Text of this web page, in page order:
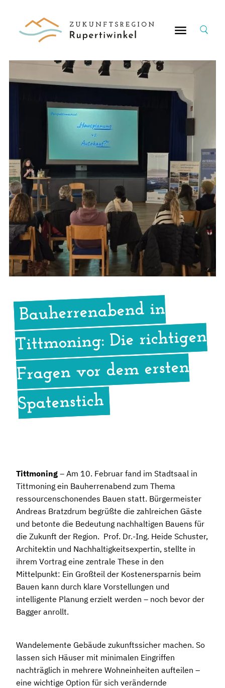
Suche
Bauherrenabend in
Tittmoning: Die richtigen
Fragen vor dem ersten
Spatenstich
Tittmoning – Am 10. Februar fand im Stadtsaal in
Tittmoning ein Bauherrenabend zum Thema
ressourcenschonendes Bauen statt. Bürgermeister
Andreas Bratzdrum begrüßte die zahlreichen Gäste
und betonte die Bedeutung nachhaltigen Bauens für
die Zukunft der Region. Prof. Dr.-Ing. Heide Schuster,
Architektin und Nachhaltigkeitsexpertin, stellte in
ihrem Vortrag eine zentrale These in den
Mittelpunkt: Ein Großteil der Kostenersparnis beim
Bauen kann durch klare Vorstellungen und
intelligente Planung erzielt werden – noch bevor der
Bagger anrollt.
Wandelemente Gebäude zukunftssicher machen. So
lassen sich Häuser mit minimalen Eingriffen
nachträglich in mehrere Wohneinheiten aufteilen –
eine wichtige Option für sich verändernde